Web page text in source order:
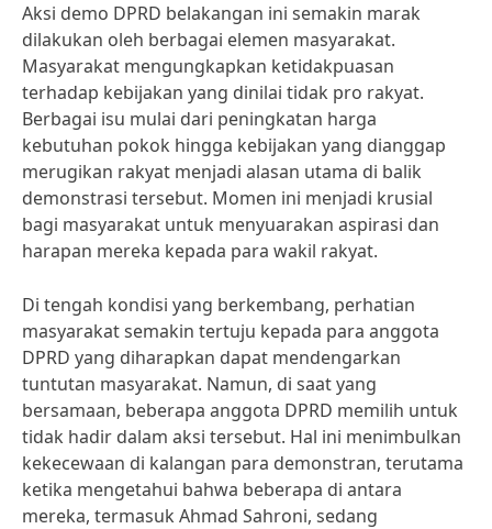
Aksi demo DPRD belakangan ini semakin marak
dilakukan oleh berbagai elemen masyarakat.
Masyarakat mengungkapkan ketidakpuasan
terhadap kebijakan yang dinilai tidak pro rakyat.
Berbagai isu mulai dari peningkatan harga
kebutuhan pokok hingga kebijakan yang dianggap
merugikan rakyat menjadi alasan utama di balik
demonstrasi tersebut. Momen ini menjadi krusial
bagi masyarakat untuk menyuarakan aspirasi dan
harapan mereka kepada para wakil rakyat.
Di tengah kondisi yang berkembang, perhatian
masyarakat semakin tertuju kepada para anggota
DPRD yang diharapkan dapat mendengarkan
tuntutan masyarakat. Namun, di saat yang
bersamaan, beberapa anggota DPRD memilih untuk
tidak hadir dalam aksi tersebut. Hal ini menimbulkan
kekecewaan di kalangan para demonstran, terutama
ketika mengetahui bahwa beberapa di antara
mereka, termasuk Ahmad Sahroni, sedang